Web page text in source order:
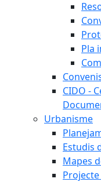
Pla
CIDO -
Urbanisme
Estudis
Mapes